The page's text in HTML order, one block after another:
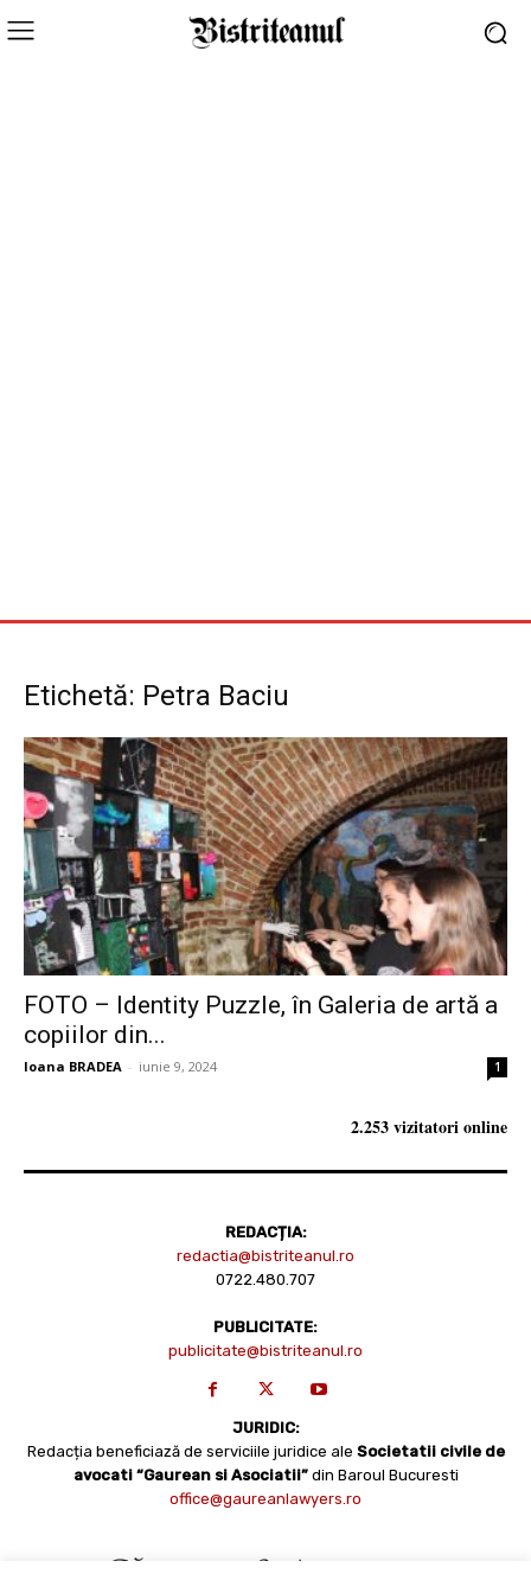
Etichetă: Petra Baciu
FOTO – Identity Puzzle, în Galeria de artă a
copiilor din...
Ioana BRADEA - iunie 9, 2024 1
2.253 vizitatori online
REDACȚIA:
redactia@bistriteanul.ro
0722.480.707
PUBLICITATE:
publicitate@bistriteanul.ro
JURIDIC:
Redacția beneficiază de serviciile juridice ale Societatii civile de
avocati “Gaurean si Asociatii” din Baroul Bucuresti
office@gaureanlawyers.ro